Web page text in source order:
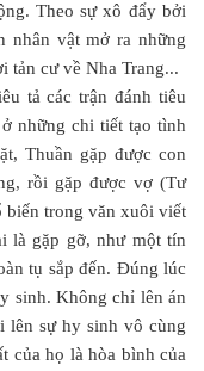
Theo sự xô đẩy bởi
nhân vật mở ra những
tản cư về Nha Trang...
tả các trận đánh tiêu
những chi tiết tạo tình
Thuần gặp được con
rồi gặp được vợ (Tư
trong văn xuôi viết
là gặp gỡ, như một tín
tụ sắp đến. Đúng lúc
sinh. Không chỉ lên án
lên sự hy sinh vô cùng
của họ là hòa bình của